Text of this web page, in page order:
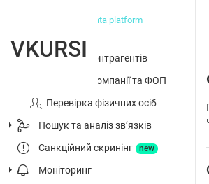
big data platform
Перевірка контрагентів
Досьє на компанії та ФОП
Перевірка фізичних осіб
Пошук та аналіз звʼязків
Санкційний скринінг
new
Моніторинг
VKURSI